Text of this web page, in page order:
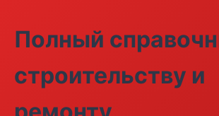
Полный
строительству и